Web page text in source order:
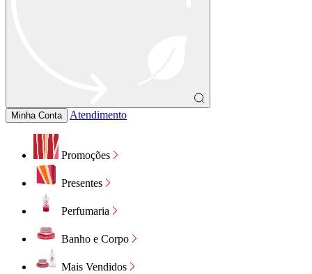
Minha Conta Atendimento
Promoções
Presentes
Perfumaria
Banho e Corpo
Mais Vendidos